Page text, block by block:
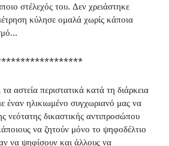
στέλεχός του. Δεν χρειάστηκε
κύλησε ομαλά χωρίς κάποια
αστεία περιστατικά κατά τη διάρκεια
έναν ηλικιωμένο συγχωριανό μας να
νεότατης δικαστικής αντιπροσώπου
να ζητούν μόνο το ψηφοδέλτιο
να ψηφίσουν και άλλους να